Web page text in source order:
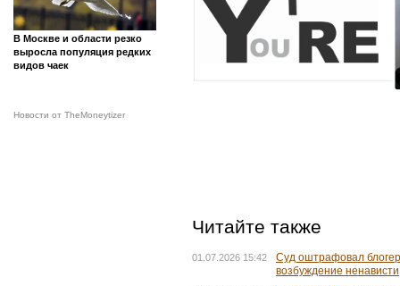
В Москве и области резко
выросла популяция редких
видов чаек
Новости от TheMoneytizer
Читайте также
01.07.2026 15:42
Суд оштрафовал
возбуждение ненависти